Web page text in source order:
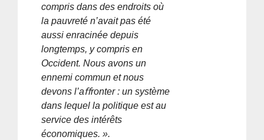
compris dans des endroits où
la pauvreté n’avait pas été
aussi enracinée depuis
longtemps, y compris en
Occident. Nous avons un
ennemi commun et nous
devons l’aﬀronter : un système
dans lequel la politique est au
service des intérêts
économiques. ».